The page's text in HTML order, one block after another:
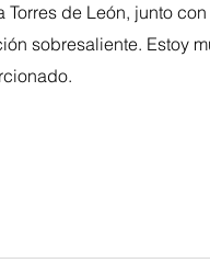
Torres de León, junto
sobresaliente. Estoy